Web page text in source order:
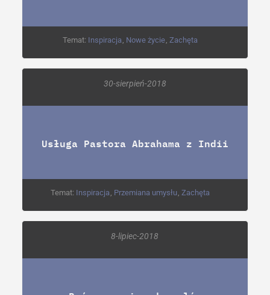
Temat: Inspiracja, Nowe życie,Zachęta
30-sierpień-2018
Usługa Pastora Abrahama z Indii
Temat: Inspiracja, Przemiana umysłu,Zachęta
8-lipiec-2018